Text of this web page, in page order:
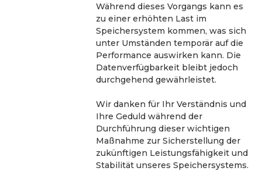
Während dieses Vorgangs kann es
zu einer erhöhten Last im
Speichersystem kommen, was sich
unter Umständen temporär auf die
Performance auswirken kann. Die
Datenverfügbarkeit bleibt jedoch
durchgehend gewährleistet.
Wir danken für Ihr Verständnis und
Ihre Geduld während der
Durchführung dieser wichtigen
Maßnahme zur Sicherstellung der
zukünftigen Leistungsfähigkeit und
Stabilität unseres Speichersystems.